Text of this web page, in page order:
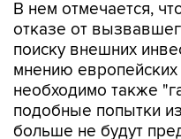
В нем отмечается,
отказе от
поиску внешних
мнению
необходимо также
подобные попытки
больше не будут